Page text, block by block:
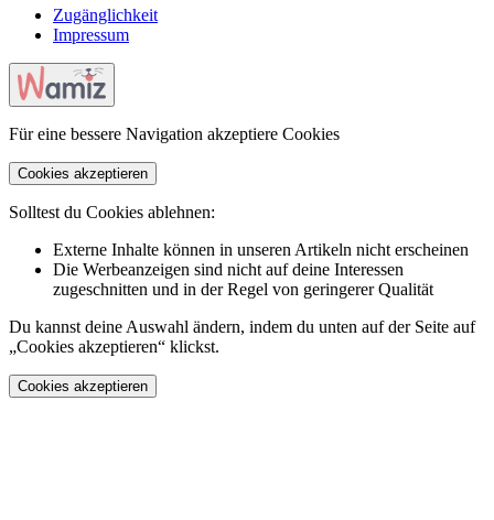
Zugänglichkeit
Impressum
Für eine bessere Navigation akzeptiere Cookies
Cookies akzeptieren
Solltest du Cookies ablehnen:
Externe Inhalte können in unseren Artikeln nicht erscheinen
Die Werbeanzeigen sind nicht auf deine Interessen
zugeschnitten und in der Regel von geringerer Qualität
Du kannst deine Auswahl ändern, indem du unten auf der Seite auf
„Cookies akzeptieren“ klickst.
Cookies akzeptieren